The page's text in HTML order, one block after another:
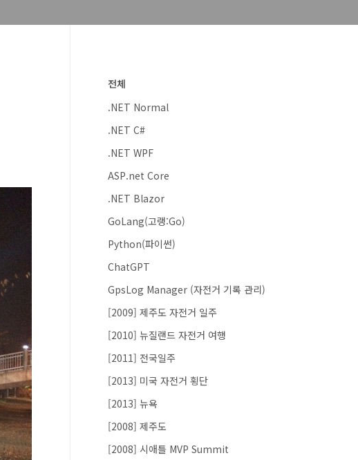
전체
.NET Normal
.NET C#
.NET WPF
ASP.net Core
.NET Blazor
GoLang(고랭:Go)
Python(파이썬)
ChatGPT
GpsLog Manager (자전거 기록 관리)
[2009] 제주도 자전거 일주
[2010] 뉴질랜드 자전거 여행
[2011] 전국일주
[2013] 미국 자전거 횡단
[2013] 뉴욕
[2008] 제주도
[2008] 시애틀 MVP Summit